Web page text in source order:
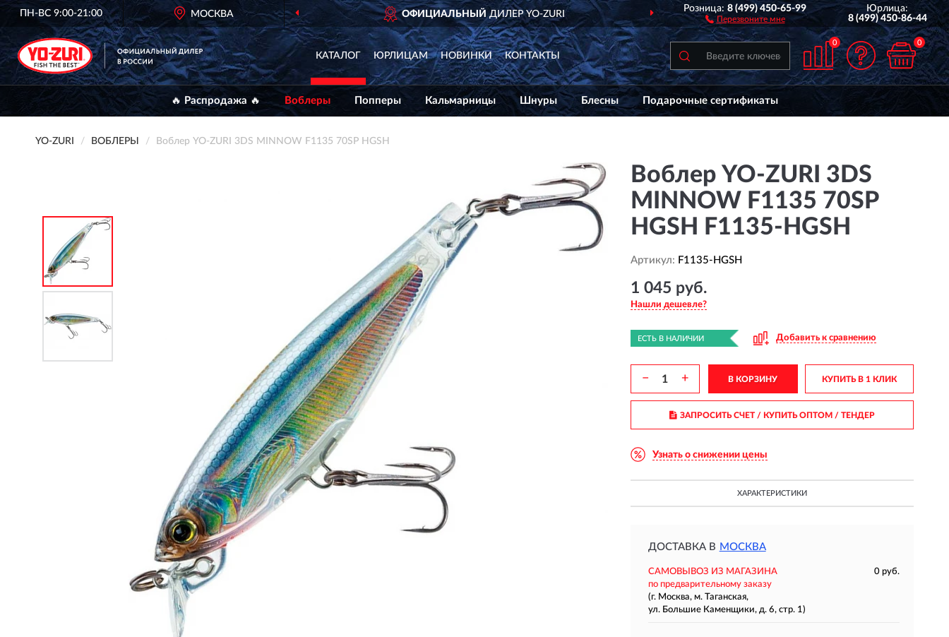
ПН-ВС 9:00-21:00 МОСКВА ОФИЦИАЛЬНЫЙ ДИЛЕР YO-ZURI ДОСТАВИМ ПО ВСЕЙ РОССИИ
Розница:8 (499) 450-65-99
Перезвоните мне
Юрлица:
8 (499) 450-86-44
КАТАЛОГ ЮРЛИЦАМ НОВИНКИ КОНТАКТЫ
0 0
🔥 Распродажа 🔥 Воблеры Попперы Кальмарницы Шнуры Блесны Подарочные сертификаты
YO-ZURI ВОБЛЕРЫ Воблер YO-ZURI 3DS MINNOW F1135 70SP HGSH
Воблер YO-ZURI 3DS
MINNOW F1135 70SP
HGSH F1135-HGSH
Артикул: F1135-HGSH
1 045 руб.
Нашли дешевле?
ЕСТЬ В НАЛИЧИИ Добавить к сравнению
− + В КОРЗИНУ КУПИТЬ В 1 КЛИК
ЗАПРОСИТЬ СЧЕТ / КУПИТЬ ОПТОМ/ ТЕНДЕР
Узнать о снижении цены
ХАРАКТЕРИСТИКИ
ДОСТАВКА В МОСКВА
САМОВЫВОЗ ИЗ МАГАЗИНА
0 руб.
по предварительному заказу
(г. Москва, м. Таганская,
ул. Большие Каменщики, д. 6, стр. 1)